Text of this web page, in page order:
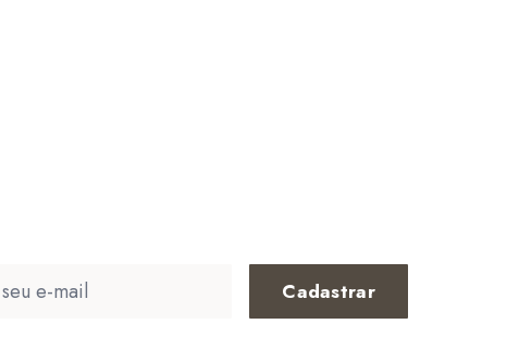
Cadastrar